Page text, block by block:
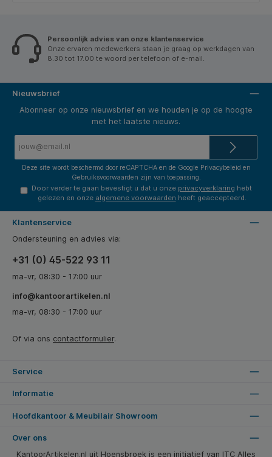
Persoonlijk advies van onze klantenservice
Onze ervaren medewerkers staan je graag op werkdagen van
8.30 tot 17.00 te woord per telefoon of e-mail.
Nieuwsbrief
Abonneer op onze nieuwsbrief en we houden je op de hoogte
met het laatste nieuws.
Deze site wordt beschermd door reCAPTCHA en de Google Privacybeleid en
Gebruiksvoorwaarden zijn van toepassing.
Door verder te gaan bevestigt u dat u onze privacyverklaring hebt
gelezen en onze algemene voorwaarden heeft geaccepteerd.
Klantenservice
Ondersteuning en advies via:
+31 (0) 45-522 93 11
ma-vr, 08:30 - 17:00 uur
info@kantoorartikelen.nl
ma-vr, 08:30 - 17:00 uur
Of via ons contactformulier.
Service
Informatie
Hoofdkantoor & Meubilair Showroom
Over ons
KantoorArtikelen.nl uit Hoensbroek is een initiatief van ITC Alles